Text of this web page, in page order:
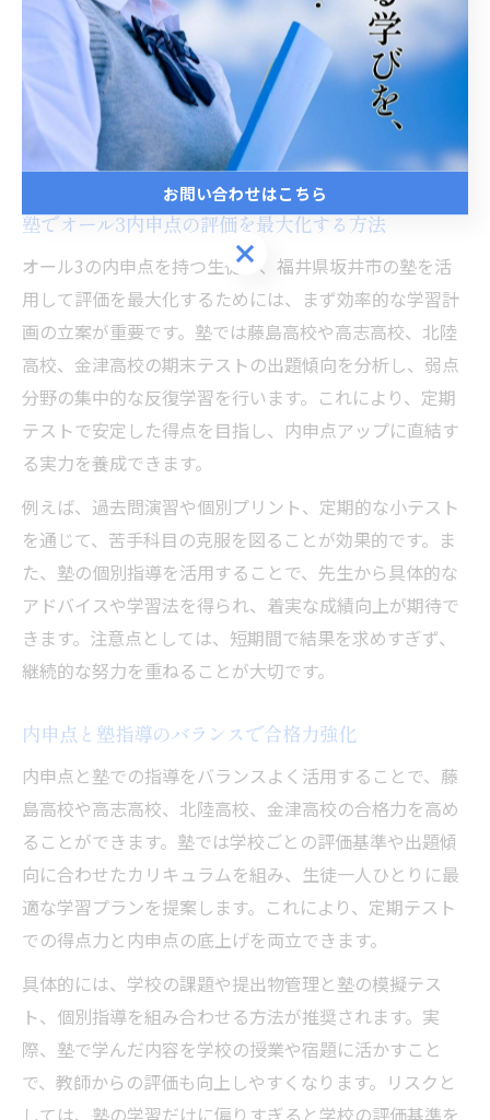
テストでの得点アップにつながります。
オール3内申点を塾で活かす秘訣
塾でオール3内申点の評価を最大化する方法
オール3の内申点を持つ生徒が、福井県坂井市の塾を活
用して評価を最大化するためには、まず効率的な学習計
画の立案が重要です。塾では藤島高校や高志高校、北陸
高校、金津高校の期末テストの出題傾向を分析し、弱点
分野の集中的な反復学習を行います。これにより、定期
テストで安定した得点を目指し、内申点アップに直結す
る実力を養成できます。
例えば、過去問演習や個別プリント、定期的な小テスト
を通じて、苦手科目の克服を図ることが効果的です。ま
た、塾の個別指導を活用することで、先生から具体的な
アドバイスや学習法を得られ、着実な成績向上が期待で
きます。注意点としては、短期間で結果を求めすぎず、
継続的な努力を重ねることが大切です。
内申点と塾指導のバランスで合格力強化
内申点と塾での指導をバランスよく活用することで、藤
島高校や高志高校、北陸高校、金津高校の合格力を高め
ることができます。塾では学校ごとの評価基準や出題傾
向に合わせたカリキュラムを組み、生徒一人ひとりに最
適な学習プランを提案します。これにより、定期テスト
での得点力と内申点の底上げを両立できます。
具体的には、学校の課題や提出物管理と塾の模擬テス
ト、個別指導を組み合わせる方法が推奨されます。実
際、塾で学んだ内容を学校の授業や宿題に活かすこと
で、教師からの評価も向上しやすくなります。リスクと
しては、塾の学習だけに偏りすぎると学校の評価基準を
お問い合わせはこちら
お問い合わせはこちら